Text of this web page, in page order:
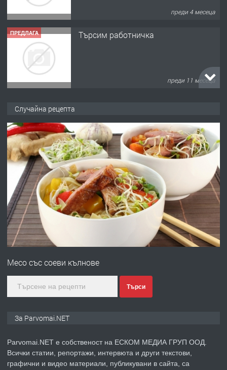
преди 11 месеца
преди 1 година
ПРЕДЛАГА Работа за общи работници
преди 1 година
ПРЕДЛАГА
Първи поход "По стъпките на Ангел
ПРЕДЛАГА
Монтажник на малки детайли за
преди 1 година
ПРЕДЛАГА
Случайна рецепта
Месо със соеви кълнове
Търси
За Parvomai.NET
Parvomai.NET е собственост на ЕСКОМ МЕДИА ГРУП ООД.
Всички статии, репортажи, интервюта и други текстови,
графични и видео материали, публикувани в сайта, са